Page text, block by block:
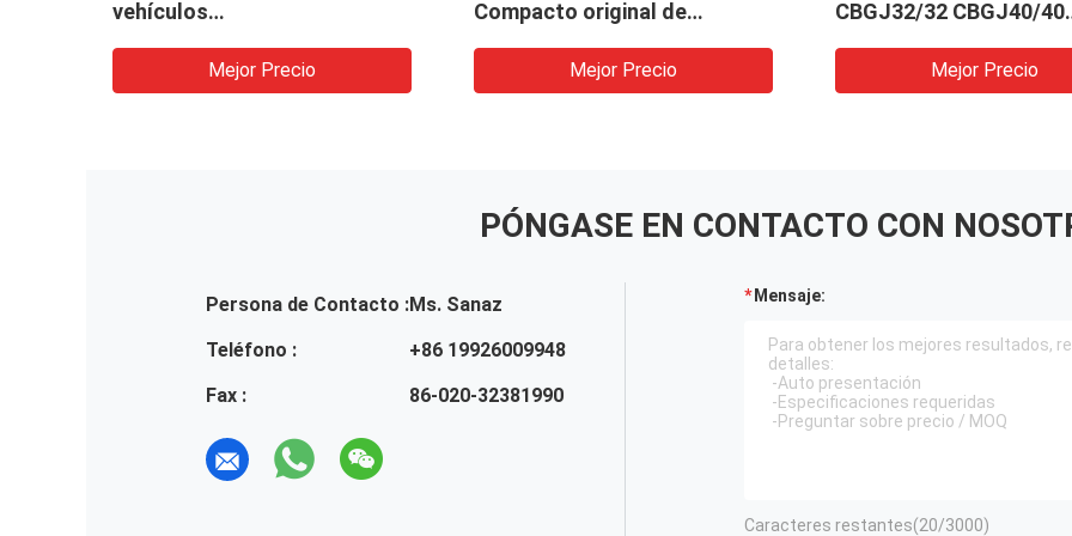
vehículos
de aceite hidráulico para
fábrica de maquinaria pesada
Mejor Precio
Compacto original de
maquinaria pesada y vehículo
Mejor Precio
CBGJ32/32 CBGJ40/40
Compacto original de
engranajes hidráulicos
Mejor Precio
PÓNGASE EN CONTACTO CON
Persona de Contacto :Ms. Sanaz
Teléfono :
+86 19926009948
Fax :
86-020-32381990
Mensaje:
Caracteres restantes(20/3000)